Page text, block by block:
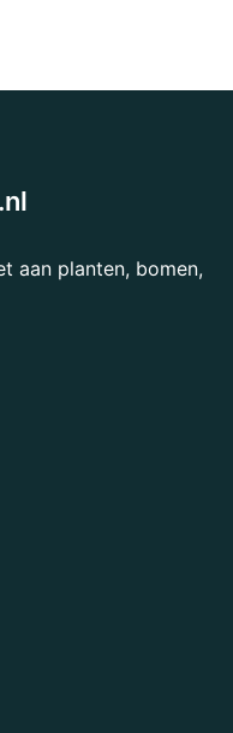
aan planten, bomen,